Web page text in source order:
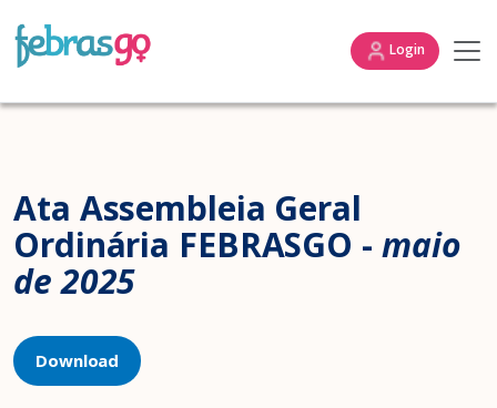
Login
Ata Assembleia Geral
Ordinária FEBRASGO - maio
de 2025
Download